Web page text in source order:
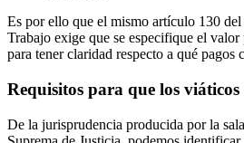
Es por ello que el mismo artículo 130
Trabajo exige que se especifique el
para tener claridad respecto a qué pagos
Requisitos para que los
De la jurisprudencia producida por la